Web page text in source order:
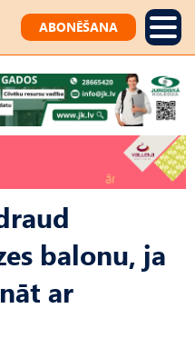
ABONĒŠANA
balonu, ja
ar